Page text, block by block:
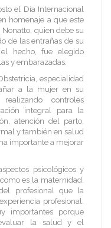
el Día Internacional
homenaje a que este
quien debe su
de las entrañas de su
hecho, fue elegido
y embarazadas.
especialidad
a la mujer en su
controles
integral para la
atención del parto,
y también en salud
importante a mejorar
psicológicos y
es la maternidad,
profesional que la
profesional.
importantes porque
la salud y el